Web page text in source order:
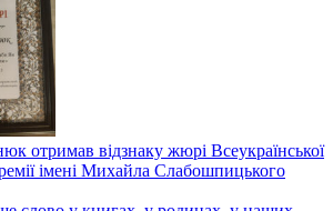
отримав відзнаку жюрі Всеукраїнської
імені Михайла Слабошпицького